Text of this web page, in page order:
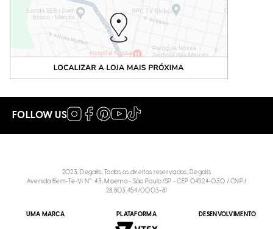
FOLLOW US
2023, Degalls, Todos os direitos reservados, Degalls
Avenida Bem-Te-Vi N°: 43, Moema - São Paulo/SP - CEP 04524-030 / CNPJ
28.803.454/0003-81
UMA MARCA PLATAFORMA DESENVOLVIMENTO